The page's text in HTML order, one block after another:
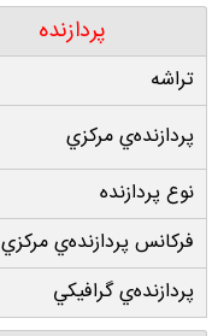
پردازنده
تراشه
پردازنده‌ي مرکزي
نوع پردازنده
فرکانس پردازنده‌ي مرکزي
پردازنده‌ي گرافيکي